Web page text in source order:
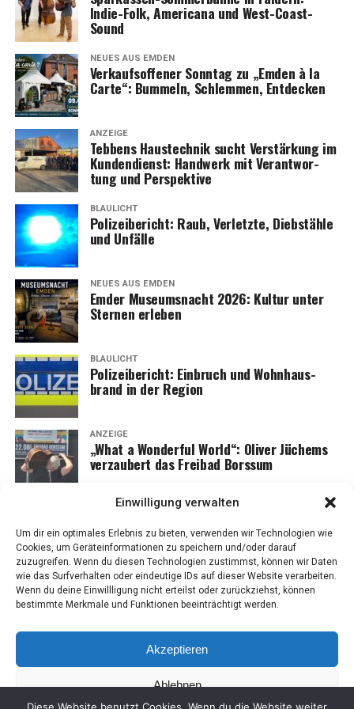
Einwilligung verwalten
Um dir ein optimales Erlebnis zu bieten, verwenden wir Technologien wie
Cookies, um Geräteinformationen zu speichern und/oder darauf
zuzugreifen. Wenn du diesen Technologien zustimmst, können wir Daten
wie das Surfverhalten oder eindeutige IDs auf dieser Website verarbeiten.
Wenn du deine Einwillligung nicht erteilst oder zurückziehst, können
bestimmte Merkmale und Funktionen beeinträchtigt werden.
Akzeptieren
Ablehnen
—
Redak­ti­on: Lese­r­ECHO Emden
Indie-Folk, Ame­ri­ca­na und West-Coast-
Sound
NEUES AUS EMDEN
Ver­kaufs­of­fe­ner Sonn­tag zu „Emden à la
Car­te“: Bum­meln, Schlem­men, Entdecken
ANZEIGE
Teb­bens Haus­tech­nik sucht Ver­stär­kung im
Kun­den­dienst: Hand­werk mit Ver­ant­wor­
tung und Perspektive
BLAULICHT
Poli­zei­be­richt: Raub, Ver­letz­te, Dieb­stäh­le
und Unfälle
NEUES AUS EMDEN
Emder Muse­ums­nacht 2026: Kul­tur unter
Ster­nen erleben
BLAULICHT
Poli­zei­be­richt: Ein­bruch und Wohn­haus­
brand in der Region
ANZEIGE
„What a Won­derful World“: Oli­ver Jüchems
ver­zau­bert das Frei­bad Borssum
IMPRES­SUM DATEN­SCHUTZ COO­KIE-RICH­T­­LI­­NIE (EU)